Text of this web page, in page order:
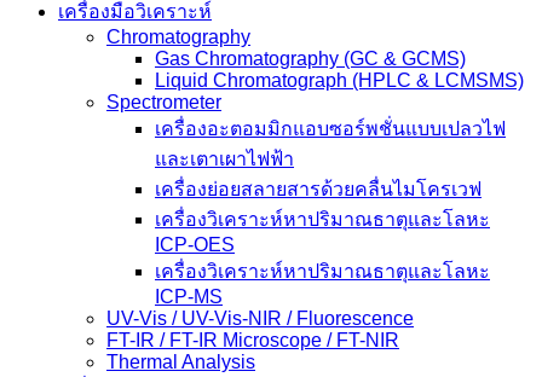
เครื่องมือวิเคราะห์
Chromatography
Gas Chromatography (GC & GCMS)
Liquid Chromatograph (HPLC & LCMSMS)
Spectrometer
เครื่องอะตอมมิกแอบซอร์พชั่นแบบเปลวไฟ
และเตาเผาไฟฟ้า
เครื่องย่อยสลายสารด้วยคลื่นไมโครเวฟ
เครื่องวิเคราะห์หาปริมาณธาตุและโลหะ
ICP-OES
เครื่องวิเคราะห์หาปริมาณธาตุและโลหะ
ICP-MS
UV-Vis / UV-Vis-NIR / Fluorescence
FT-IR / FT-IR Microscope / FT-NIR
Thermal Analysis